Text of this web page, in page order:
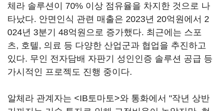
체라 솔루션이 70% 이상 점유율을 차지한 것으로 나
타났다. 안면인식 관련 매출은 2023년 20억원에서 2
024년 3분기 48억원으로 증가했다. 최근에는 스포
츠, 호텔, 의료 등 다양한 산업군과 협업을 추진하고
있다. 무인 전자담배 자판기 성인인증 솔루션 공급 등
가시적인 프로젝도 진행 중이다.
알체라 관계자는 <IB토마토>와 통화에서 "작년 상반